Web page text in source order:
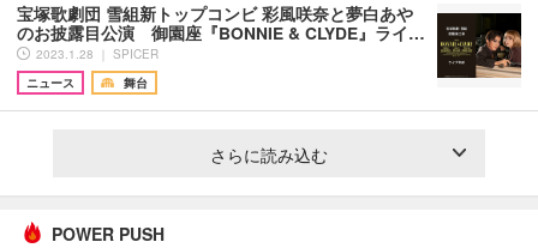
宝塚歌劇団 雪組新トップコンビ 彩風咲奈と夢白あや
のお披露目公演 御園座『BONNIE & CLYDE』ライ…
2023.1.28 ｜ SPICER
ニュース
舞台
さらに読み込む
POWER PUSH